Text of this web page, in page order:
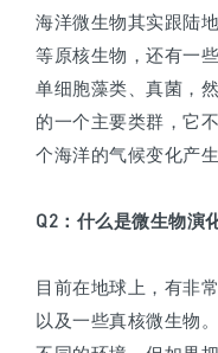
海洋微生物其实跟陆
等原核生物，还有一
单细胞藻类、真菌，
的一个主要类群，它
个海洋的气候变化产
Q2 ：什么是微生物演
目前在地球上，有非
以及一些真核微生物